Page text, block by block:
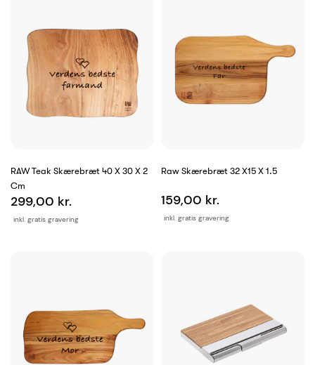
RAW Teak Skærebræt 40 X 30 X 2
Cm
inkl. gratis gravering
299,00 kr.
Raw Skærebræt 32 X15 X 1.5
inkl. gratis gravering
159,00 kr.